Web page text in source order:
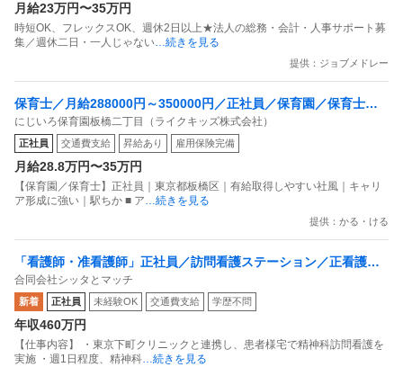
月給23万円〜35万円
時短OK、フレックスOK、週休2日以上★法人の総務・会計・人事サポート募
集／週休二日・一人じゃない…続きを見る
提供：ジョブメドレー
保育士／月給288000円～350000円／正社員／保育園／保育士／
正社員／東京都板橋区／有給取得しやすい社風／キャリア形成に
強い／駅ちか
にじいろ保育園板橋二丁目（ライクキッズ株式会社）
正社員 交通費支給 昇給あり 雇用保険完備
月給28.8万円〜35万円
【保育園／保育士】正社員｜東京都板橋区｜有給取得しやすい社風｜キャリ
ア形成に強い｜駅ちか ■ ア…続きを見る
提供：かる・ける
「看護師・准看護師」正社員／訪問看護ステーション／正看護師
／普通自動車運転免許
合同会社シッタとマッチ
新着 正社員 未経験OK 交通費支給 学歴不問
年収460万円
【仕事内容】 ︎・東京下町クリニックと連携し、患者様宅で精神科訪問看護を
実施 ・週1日程度、精神科…続きを見る